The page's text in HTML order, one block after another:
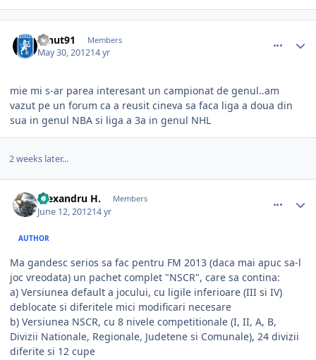
Ionut91 Members
May 30, 201214 yr
mie mi s-ar parea interesant un campionat de genul..am
vazut pe un forum ca a reusit cineva sa faca liga a doua din
sua in genul NBA si liga a 3a in genul NHL
2 weeks later...
Alexandru H. Members
June 12, 201214 yr
AUTHOR
Ma gandesc serios sa fac pentru FM 2013 (daca mai apuc sa-l
joc vreodata) un pachet complet "NSCR", care sa contina:
a) Versiunea default a jocului, cu ligile inferioare (III si IV)
deblocate si diferitele mici modificari necesare
b) Versiunea NSCR, cu 8 nivele competitionale (I, II, A, B,
Divizii Nationale, Regionale, Judetene si Comunale), 24 divizii
diferite si 12 cupe